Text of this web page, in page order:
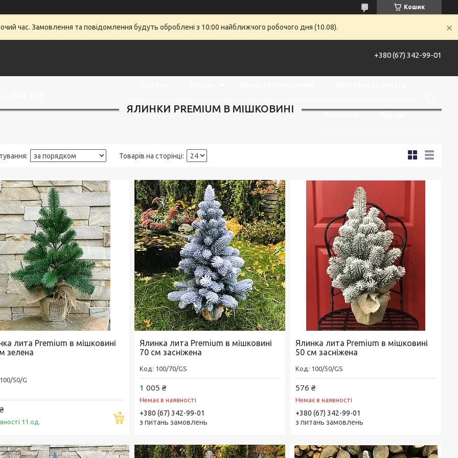
Кошик
час. Замовлення та повідомлення будуть оброблені з 10:00 найближчого робочого дня (10.08).
+380 (67) 342-99-01
ЯЛИНКИ PREMIUM В МІШКОВИНІ
лита Premium в мішковині
зелена
100/50/G
11 од. Купити
Ялинка лита Premium в мішковині
70 см засніжена
100/70/GS
1 005 ₴
Немає в наявності
+380 (67) 342-99-01
з питань замовлень
Ялинка лита Premium в мішковині
50 см засніжена
100/50/GS
576 ₴
Немає в наявності
+380 (67) 342-99-01
з питань замовлень